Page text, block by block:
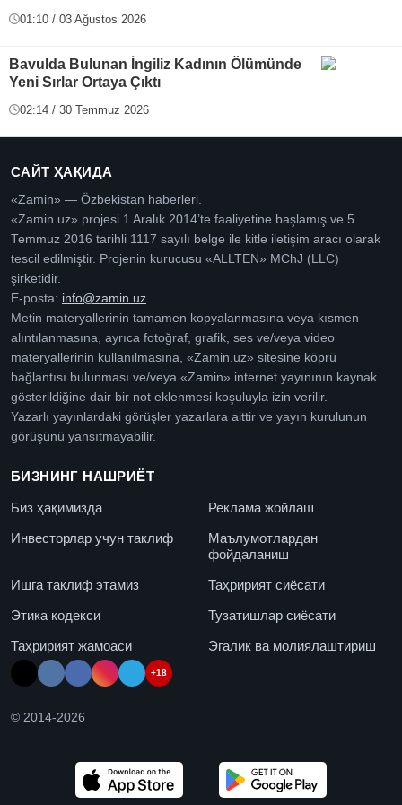
01:10 / 03 Ağustos 2026
Bavulda Bulunan İngiliz Kadının Ölümünde
Yeni Sırlar Ortaya Çıktı
02:14 / 30 Temmuz 2026
САЙТ ҲАҚИДА
«Zamin» — Özbekistan haberleri.
«Zamin.uz» projesi 1 Aralık 2014’te faaliyetine başlamış ve 5
Temmuz 2016 tarihli 1117 sayılı belge ile kitle iletişim aracı olarak
tescil edilmiştir. Projenin kurucusu «ALLTEN» MChJ (LLC)
şirketidir.
E-posta: info@zamin.uz
Metin materyallerinin tamamen kopyalanmasına veya kısmen
alıntılanmasına, ayrıca fotoğraf, grafik, ses ve/veya video
materyallerinin kullanılmasına, «Zamin.uz» sitesine köprü
bağlantısı bulunması ve/veya «Zamin» internet yayınının kaynak
gösterildiğine dair bir not eklenmesi koşuluyla izin verilir.
Yazarlı yayınlardaki görüşler yazarlara aittir ve yayın kurulunun
görüşünü yansıtmayabilir.
БИЗНИНГ НАШРИЁТ
Биз ҳақимизда
Реклама жойлаш
Инвесторлар учун таклиф
Маълумотлардан
фойдаланиш
Ишга таклиф этамиз
Таҳририят сиёсати
Этика кодекси
Тузатишлар сиёсати
Таҳририят жамоаси
Эгалик ва молиялаштириш
+18
© 2014-2026